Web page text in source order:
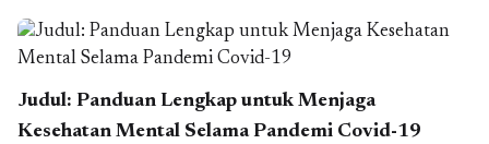
Judul: Panduan Lengkap untuk Menjaga
Kesehatan Mental Selama Pandemi Covid-19